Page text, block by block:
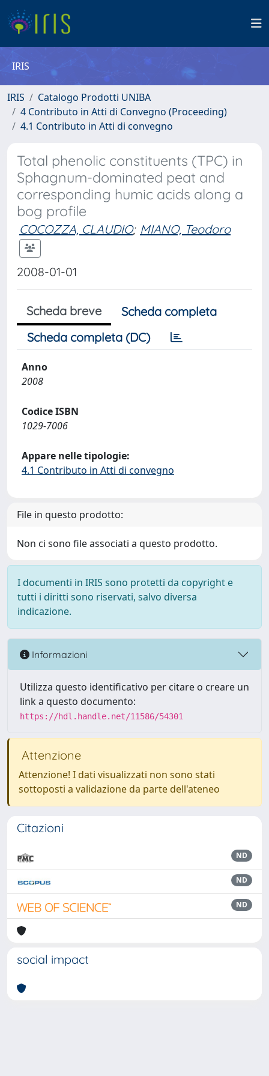
IRIS
IRIS
Catalogo Prodotti UNIBA
4 Contributo in Atti di Convegno (Proceeding)
4.1 Contributo in Atti di convegno
Total phenolic constituents (TPC) in
Sphagnum-dominated peat and
corresponding humic acids along a
bog profile
COCOZZA, CLAUDIO; MIANO, Teodoro
2008-01-01
Scheda breve
Scheda completa
Scheda completa (DC)
Anno
2008
Codice ISBN
1029-7006
Appare nelle tipologie:
4.1 Contributo in Atti di convegno
File in questo prodotto:
Non ci sono file associati a questo prodotto.
I documenti in IRIS sono protetti da copyright e
tutti i diritti sono riservati, salvo diversa
indicazione.
Informazioni
Utilizza questo identificativo per citare o creare un
link a questo documento:
https://hdl.handle.net/11586/54301
Attenzione
Attenzione! I dati visualizzati non sono stati
sottoposti a validazione da parte dell'ateneo
Citazioni
ND
ND
ND
social impact